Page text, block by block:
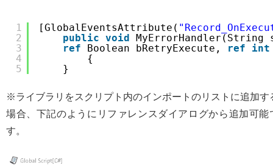
1
2
3
4
5
[GlobalEventsAttribute(
public void MyErrorHandler(String
ref
Boolean bRetryExecute, ref
int
{
}
※ライブラリをスクリプト内のインポートのリストに追加す
場合、下記のようにリファレンスダイアログから追加可能
す。